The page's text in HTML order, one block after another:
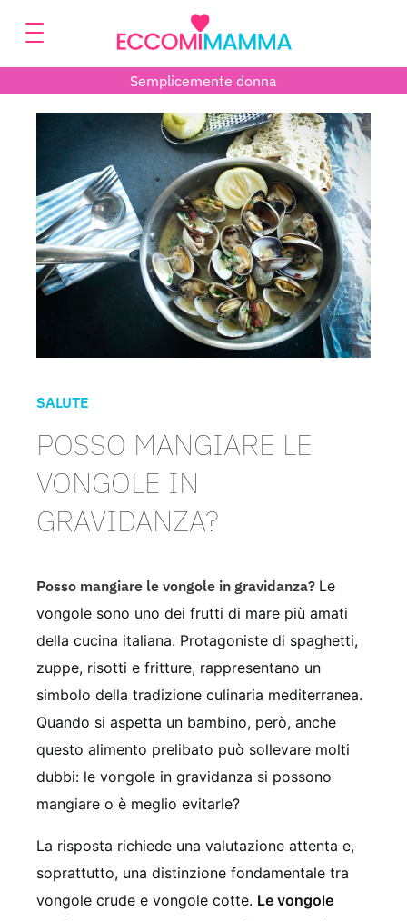
Semplicemente donna
SALUTE
POSSO MANGIARE LE
VONGOLE IN
GRAVIDANZA?
Posso mangiare le vongole in gravidanza? Le
vongole sono uno dei frutti di mare più amati
della cucina italiana. Protagoniste di spaghetti,
zuppe, risotti e fritture, rappresentano un
simbolo della tradizione culinaria mediterranea.
Quando si aspetta un bambino, però, anche
questo alimento prelibato può sollevare molti
dubbi: le vongole in gravidanza si possono
mangiare o è meglio evitarle?
La risposta richiede una valutazione attenta e,
soprattutto, una distinzione fondamentale tra
vongole crude e vongole cotte. Le vongole